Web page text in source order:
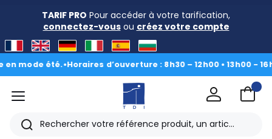
TARIF PRO Pour accéder à votre tarification,
connectez-vousou créez votre compte
été.•Horaires d’ouverture : 8h30 – 12h00 • 13h00 - 16h30|
menu
Rechercher